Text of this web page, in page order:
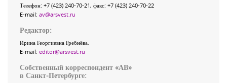
Телефон: +7 (423) 240-70-21, факс: +7 (423) 240-70-22
E-mail: av@arsvest.ru
Редактор:
Ирина Георгиевна Гребнёва,
E-mail: editor@arsvest.ru
Собственный корреспондент «АВ»
в Санкт-Петербурге: